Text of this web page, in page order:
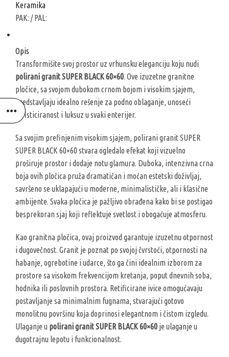
Keramika
PAK: / PAL:
Opis
Transformišite svoj prostor uz vrhunsku eleganciju koju nudi
polirani granit SUPER BLACK 60×60. Ove izuzetne granitne
pločice, sa svojom dubokom crnom bojom i visokim sjajem,
predstavljaju idealno rešenje za podno oblaganje, unoseći
sofisticiranost i luksuz u svaki enterijer.
Sa svojim prefinjenim visokim sjajem, polirani granit SUPER
SUPER BLACK 60×60 stvara ogledalo efekat koji vizuelno
proširuje prostor i dodaje notu glamura. Duboka, intenzivna crna
boja ovih pločica pruža dramatičan i moćan estetski doživljaj,
savršeno se uklapajući u moderne, minimalističke, ali i klasične
ambijente. Svaka pločica je pažljivo obrađena kako bi se postigao
besprekoran sjaj koji reflektuje svetlost i obogaćuje atmosferu.
Kao granitna pločica, ovaj proizvod garantuje izuzetnu otpornost
i dugovečnost. Granit je poznat po svojoj čvrstoći, otpornosti na
habanje, ogrebotine i udarce, što ga čini idealnim izborom za
prostore sa visokom frekvencijom kretanja, poput dnevnih soba,
hodnika ili poslovnih prostora. Retificirane ivice omogućavaju
postavljanje sa minimalnim fugnama, stvarajući gotovo
monolitnu površinu koja doprinosi elegantnom i čistom izgledu.
Ulaganje u polirani granit SUPER BLACK 60×60 je ulaganje u
dugotrajnu lepotu i funkcionalnost.